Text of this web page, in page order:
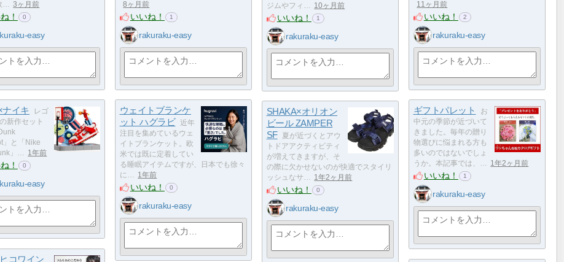
…
3ヶ月前
！ 0
easy
8ヶ月前
いいね！ 1
rakuraku-easy
ジムやフィ…
10ヶ月前
いいね！ 1
rakuraku-easy
11ヶ月前
いいね！ 2
rakuraku-easy
ナイキ
レゴ
新作セット
」と「Nike
」…
1年前
！ 0
easy
ウェイトブランケ
ット ハグラビ
近年
注目を集めているウェ
イトブランケット。欧
米では既に定着してい
る睡眠アイテムですが、日本でも徐々
に…
1年前
いいね！ 0
rakuraku-easy
ギフトパレット
お
中元の季節が近づいて
きました。毎年の贈り
物選びに悩まれる方も
多いのではないでしょ
うか。本記事では、…
1年2ヶ月前
いいね！ 1
rakuraku-easy
SHAKA×オリオン
ビール ZAMPER
SF
夏が近づくとアウ
トドアアクティビティ
が増えてきますが、そ
の際に欠かせないのが快適でスタイリ
ッシュなサ…
1年2ヶ月前
いいね！ 0
rakuraku-easy
コワイン